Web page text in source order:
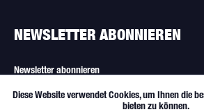
NEWSLETTER ABONNIEREN
Newsletter abonnieren
Alle Angebote sind freibleibend. Verkauf nur an
Funktionale
Diese Website verwendet Cookies, um Ihnen die
bieten zu können.